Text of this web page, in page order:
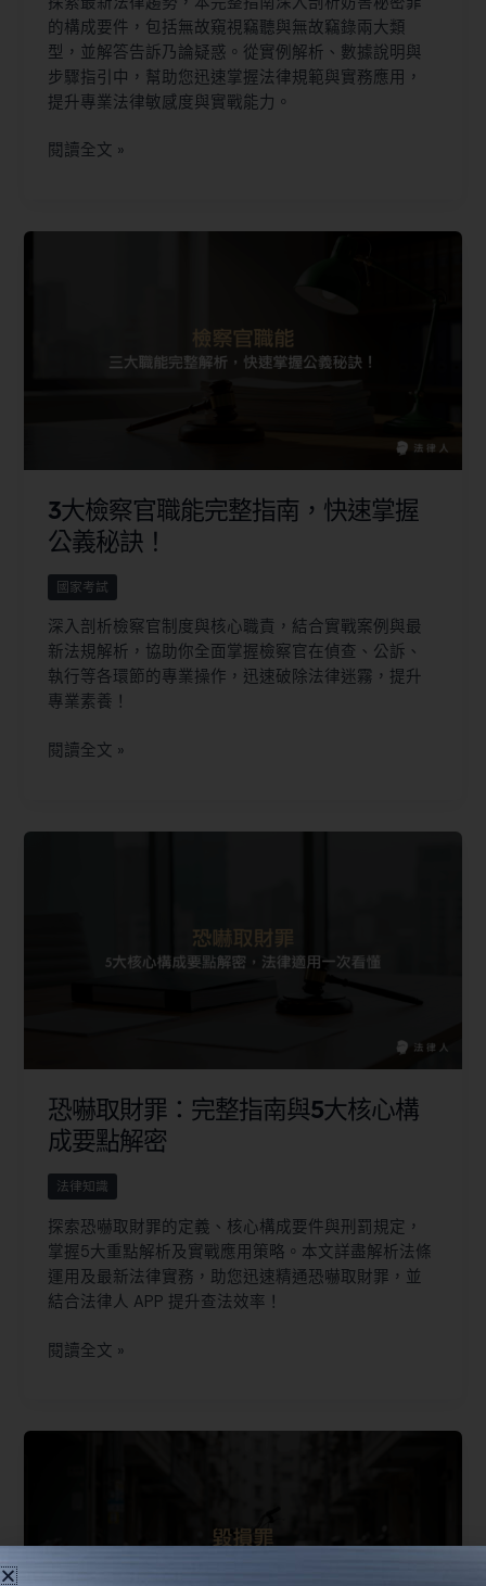
的構成要件，包括無故窺視竊聽與無故竊錄兩大類
型，並解答告訴乃論疑惑。從實例解析、數據說明與
步驟指引中，幫助您迅速掌握法律規範與實務應用，
提升專業法律敏感度與實戰能力。
閱讀全文 »
3大檢察官職能完整指南，快速掌握
公義秘訣！
國家考試
深入剖析檢察官制度與核心職責，結合實戰案例與最
新法規解析，協助你全面掌握檢察官在偵查、公訴、
執行等各環節的專業操作，迅速破除法律迷霧，提升
專業素養！
閱讀全文 »
恐嚇取財罪：完整指南與5大核心構
成要點解密
法律知識
探索恐嚇取財罪的定義、核心構成要件與刑罰規定，
掌握5大重點解析及實戰應用策略。本文詳盡解析法條
運用及最新法律實務，助您迅速精通恐嚇取財罪，並
結合法律人 APP 提升查法效率！
閱讀全文 »